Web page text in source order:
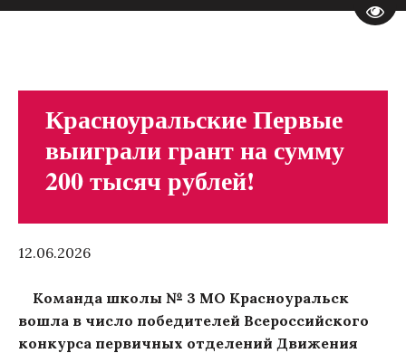
Красноуральские Первые
выиграли грант на сумму
200 тысяч рублей!
12.06.2026
Команда школы № 3 МО Красноуральск
вошла в число победителей Всероссийского
конкурса первичных отделений Движения